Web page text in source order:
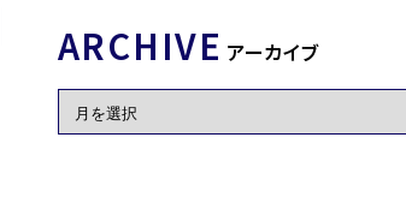
ARCHIVE アーカイブ